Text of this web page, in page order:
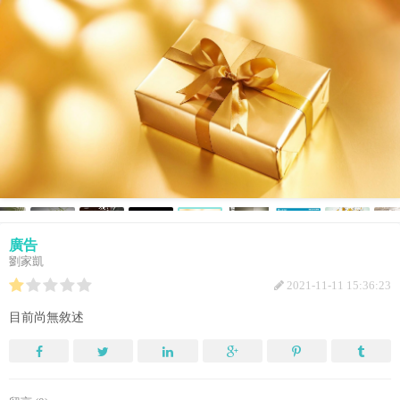
廣告
劉家凱
2021-11-11 15:36:23
目前尚無敘述